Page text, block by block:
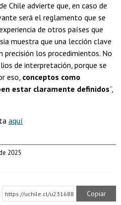
Chile advierte que, en caso de
será el reglamento que se
de otros países que
muestra que una lección clave
precisión los procedimientos. No
de interpretación, porque se
eso, conceptos como
estar claramente definidos”,
aquí
2025
https://uchile.cl/u231688 Copiar